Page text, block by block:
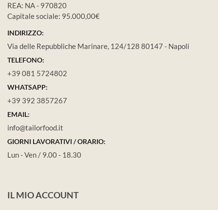
REA: NA - 970820
Capitale sociale: 95.000,00€
INDIRIZZO:
Via delle Repubbliche Marinare, 124/128 80147 - Napoli
TELEFONO:
+39 081 5724802
WHATSAPP:
+39 392 3857267
EMAIL:
info@tailorfood.it
GIORNI LAVORATIVI / ORARIO:
Lun - Ven / 9.00 - 18.30
IL MIO ACCOUNT